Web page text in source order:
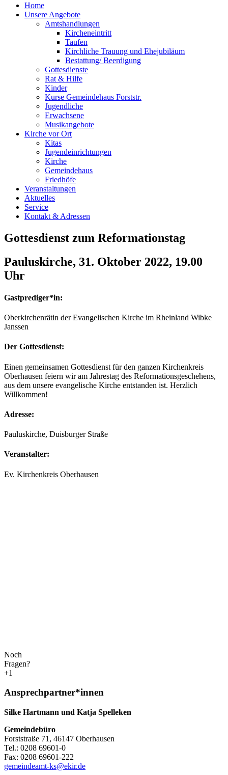
Home
Unsere Angebote
Amtshandlungen
Kircheneintritt
Taufen
Kirchliche Trauung und Ehejubiläum
Bestattung/ Beerdigung
Gottesdienste
Rat & Hilfe
Kinder
Kurse Gemeindehaus Forststr.
Jugendliche
Erwachsene
Musikangebote
Kirche vor Ort
Kitas
Jugendeinrichtungen
Kirche
Gemeindehaus
Friedhöfe
Veranstaltungen
Aktuelles
Service
Kontakt & Adressen
Gottesdienst zum Reformationstag
Pauluskirche, 31. Oktober 2022, 19.00
Uhr
Gastprediger*in:
Oberkirchenrätin der Evangelischen Kirche im Rheinland Wibke
Janssen
Der Gottesdienst:
Einen gemeinsamen Gottesdienst für den ganzen Kirchenkreis
Oberhausen feiern wir am Jahrestag des Reformationsgeschehens,
aus dem unsere evangelische Kirche entstanden ist. Herzlich
Willkommen!
Adresse:
Pauluskirche, Duisburger Straße
Veranstalter:
Ev. Kirchenkreis Oberhausen
Noch
Fragen?
+1
Ansprechpartner*innen
Silke Hartmann und Katja Spelleken
Gemeindebüro
Forststraße 71, 46147 Oberhausen
Tel.: 0208 69601-0
Fax: 0208 69601-222
gemeindeamt-ks@ekir.de